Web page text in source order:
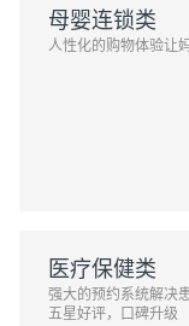
母婴连锁类
人性化的购物体验让
医疗保健类
强大的预约系统解决
五星好评，口碑升级